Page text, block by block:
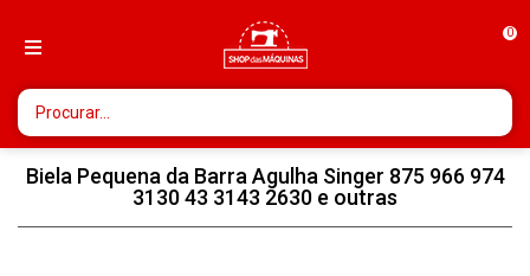
0
Biela Pequena da Barra Agulha Singer 875 966 974
3130 43 3143 2630 e outras